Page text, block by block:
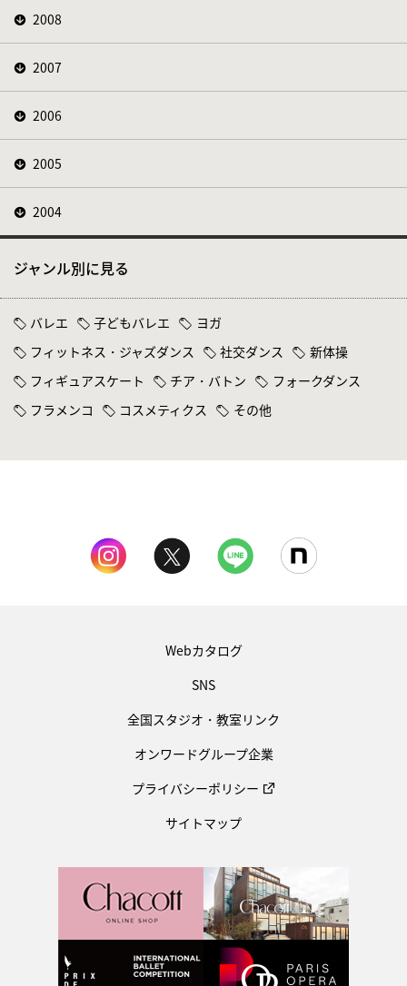
2008
2007
2006
2005
2004
ジャンル別に見る
バレエ 子どもバレエ
ヨガ
フィットネス・ジャズダンス
社交ダンス
新体操
フィギュアスケート
チア・バトン
フォークダンス
フラメンコ
コスメティクス その他
Webカタログ
SNS
全国スタジオ・教室リンク
オンワードグループ企業
プライバシーポリシー
サイトマップ